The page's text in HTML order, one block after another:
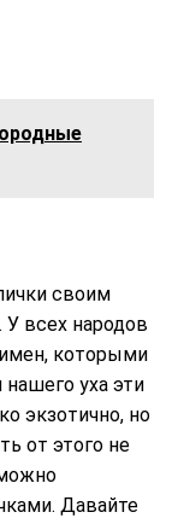
своим
всех народов
которыми
уха эти
экзотично, но
от этого не
Давайте